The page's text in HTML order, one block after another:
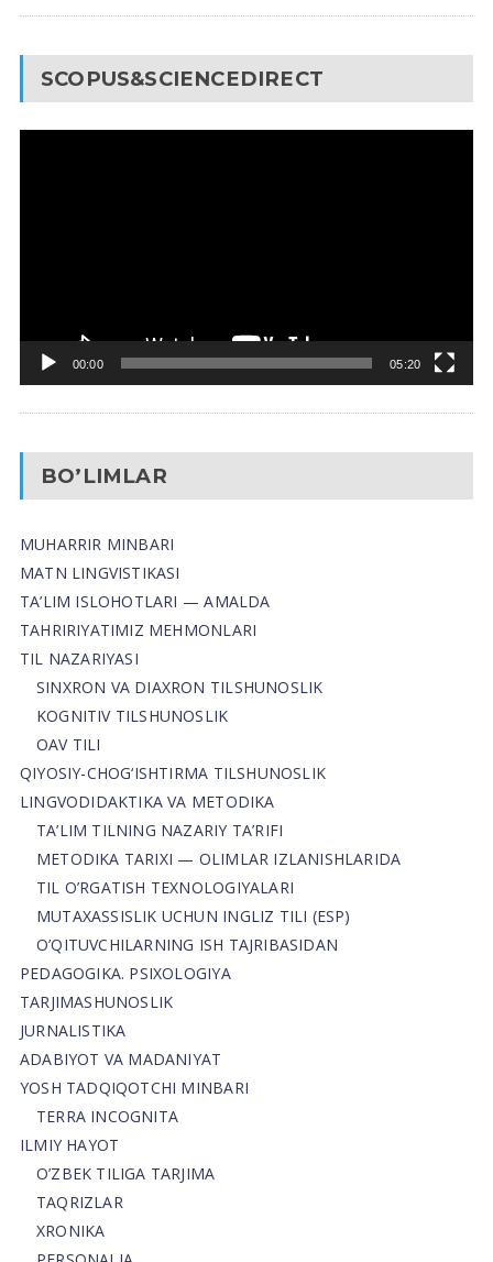
SCOPUS&SCIENCEDIRECT
00:00 05:20
BO’LIMLAR
MUHARRIR MINBARI
MATN LINGVISTIKASI
TA’LIM ISLOHOTLARI — AMALDA
TAHRIRIYATIMIZ MEHMONLARI
TIL NAZARIYASI
SINXRON VA DIAXRON TILSHUNOSLIK
KOGNITIV TILSHUNOSLIK
OAV TILI
QIYOSIY-CHOG‘ISHTIRMA TILSHUNOSLIK
LINGVODIDAKTIKA VA METODIKA
TA’LIM TILNING NAZARIY TA’RIFI
METODIKA TARIXI — OLIMLAR IZLANISHLARIDA
TIL O’RGATISH TEXNOLOGIYALARI
MUTAXASSISLIK UCHUN INGLIZ TILI (ESP)
O’QITUVCHILARNING ISH TAJRIBASIDAN
PEDAGOGIKA. PSIXOLOGIYA
TARJIMASHUNOSLIK
JURNALISTIKA
ADABIYOT VA MADANIYAT
YOSH TADQIQOTCHI MINBARI
TERRA INCOGNITA
ILMIY HAYOT
O’ZBEK TILIGA TARJIMA
TAQRIZLAR
XRONIKA